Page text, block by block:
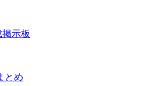
示板
とめ